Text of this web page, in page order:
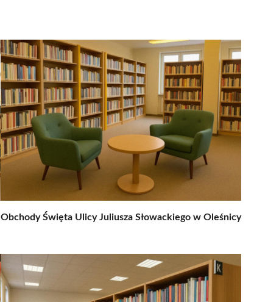
Obchody Święta Ulicy Juliusza Słowackiego w Oleśnicy